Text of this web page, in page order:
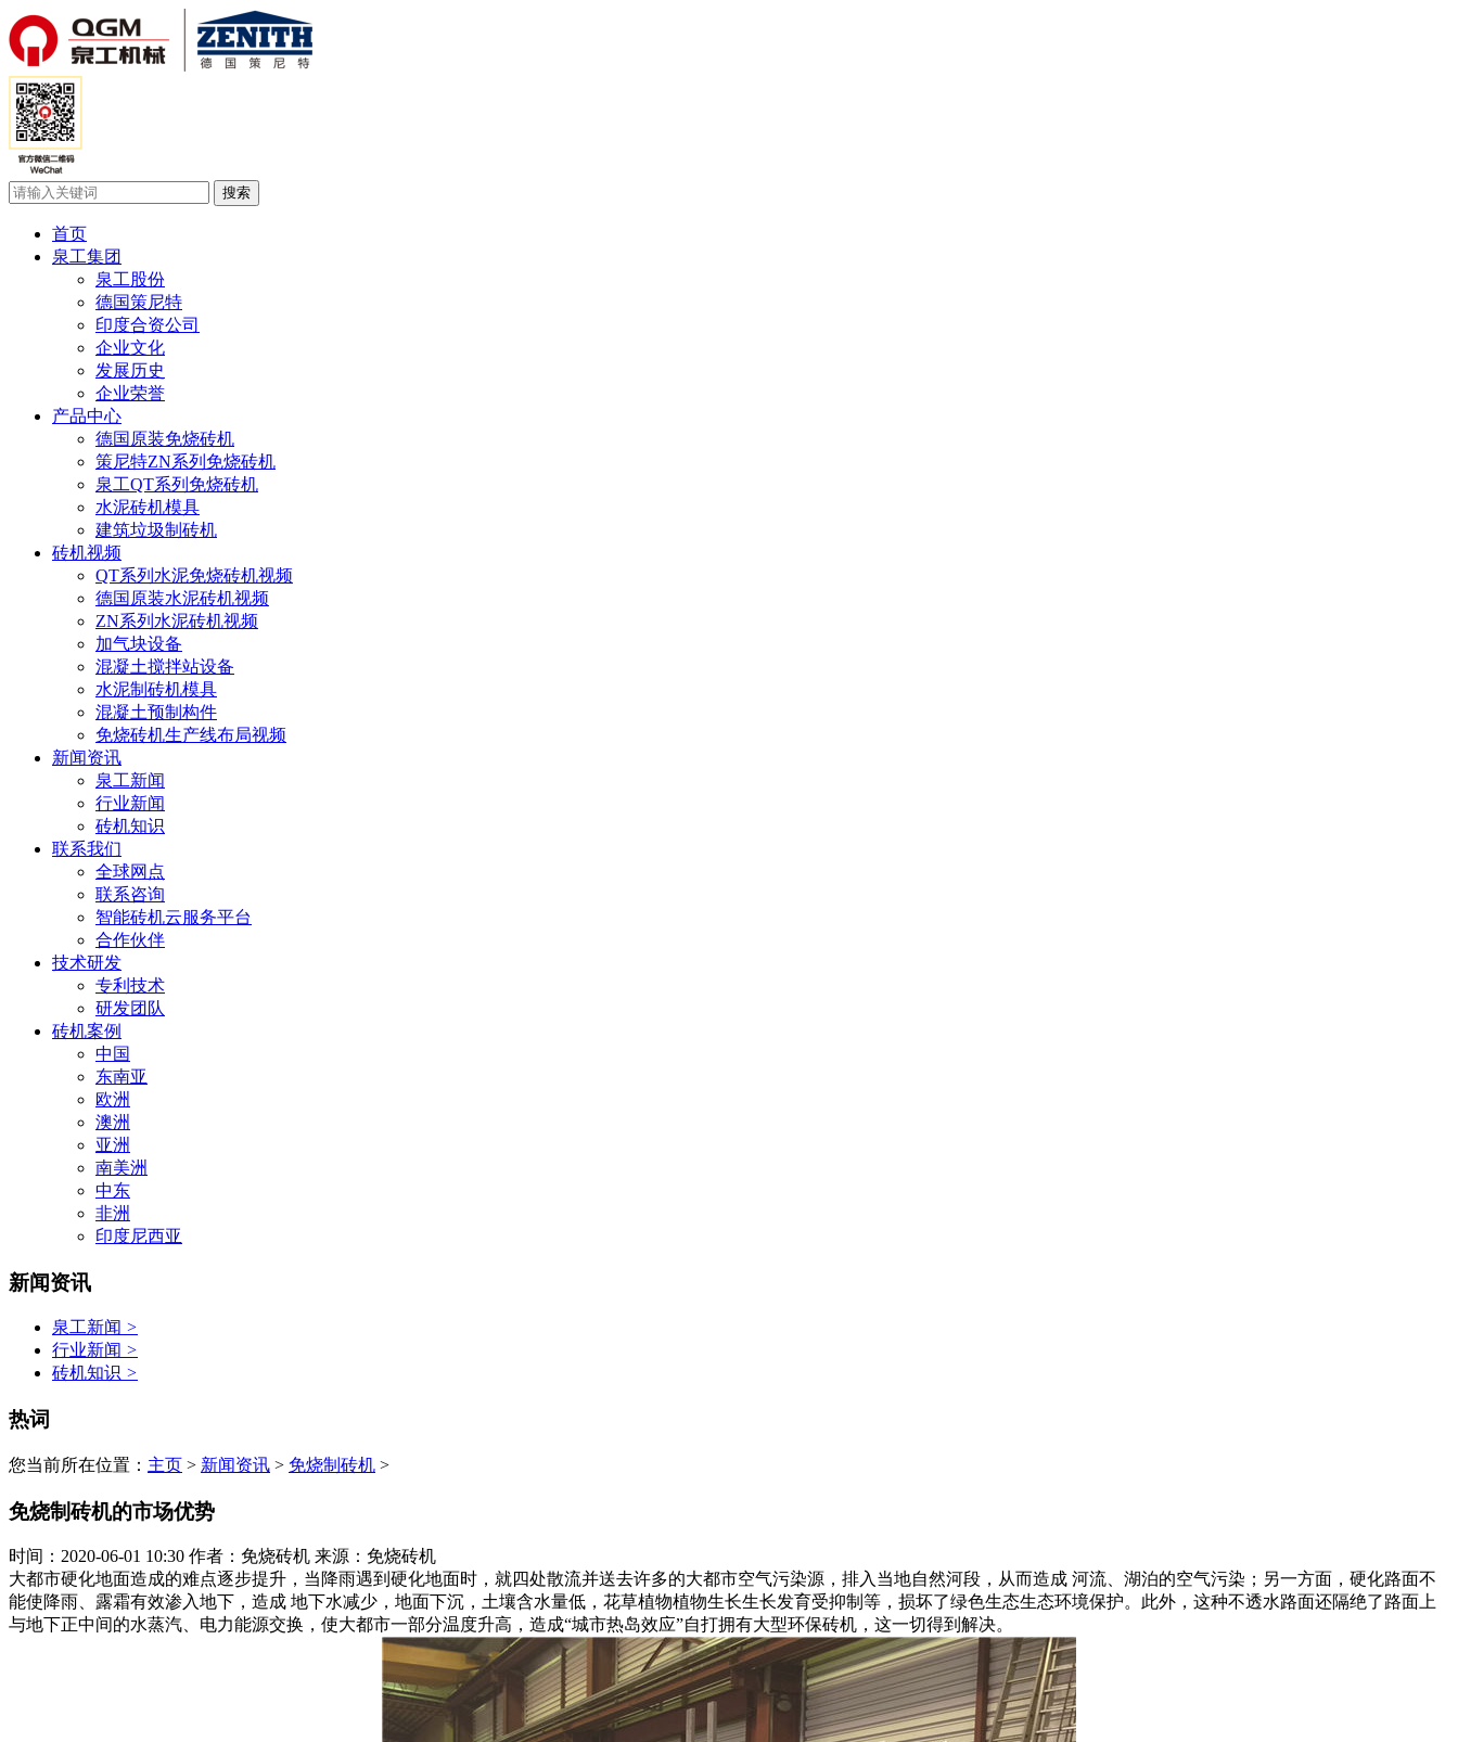
首页
泉工集团
泉工股份
德国策尼特
印度合资公司
企业文化
发展历史
企业荣誉
产品中心
德国原装免烧砖机
策尼特ZN系列免烧砖机
泉工QT系列免烧砖机
水泥砖机模具
建筑垃圾制砖机
砖机视频
QT系列水泥免烧砖机视频
德国原装水泥砖机视频
ZN系列水泥砖机视频
加气块设备
混凝土搅拌站设备
水泥制砖机模具
混凝土预制构件
免烧砖机生产线布局视频
新闻资讯
泉工新闻
行业新闻
砖机知识
联系我们
全球网点
联系咨询
智能砖机云服务平台
合作伙伴
技术研发
专利技术
研发团队
砖机案例
中国
东南亚
欧洲
澳洲
亚洲
南美洲
中东
非洲
印度尼西亚
新闻资讯
泉工新闻 >
行业新闻 >
砖机知识 >
热词
您当前所在位置： 主页 > 新闻资讯 > 免烧制砖机 >
免烧制砖机的市场优势
时间：2020-06-01 10:30 作者：免烧砖机 来源：免烧砖机
大都市硬化地面造成的难点逐步提升，当降雨遇到硬化地面时，就四处散流并送去许多的大都市空气污染源，排入当地自然河段，从而造成 河流、湖泊的空气污染；另一方面，硬化路面不
能使降雨、露霜有效渗入地下，造成 地下水减少，地面下沉，土壤含水量低，花草植物植物生长生长发育受抑制等，损坏了绿色生态生态环境保护。此外，这种不透水路面还隔绝了路面上
与地下正中间的水蒸汽、电力能源交换，使大都市一部分温度升高，造成“城市热岛效应”自打拥有大型环保砖机，这一切得到解决。